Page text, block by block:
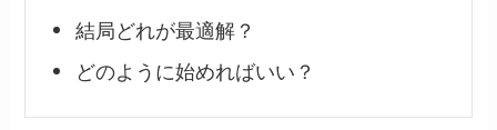
結局どれが最適解？
どのように始めればいい？